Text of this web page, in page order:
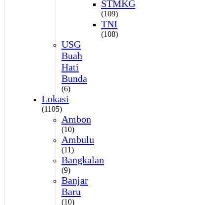
STMKG
(109)
TNI
(108)
USG
Buah
Hati
Bunda
(6)
Lokasi
(1105)
Ambon
(10)
Ambulu
(11)
Bangkalan
(9)
Banjar
Baru
(10)